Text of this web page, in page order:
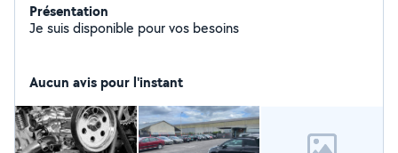
Présentation
Je suis disponible pour vos besoins
Aucun avis pour l'instant